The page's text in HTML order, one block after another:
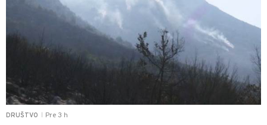
DRUŠTVO Pre 3 h